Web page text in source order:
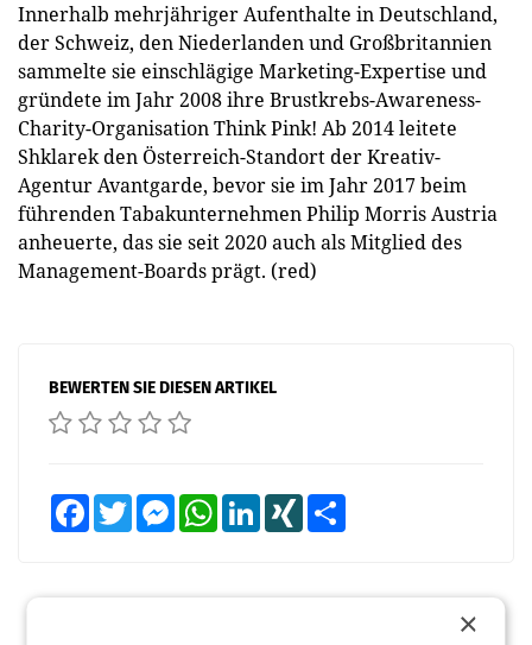
Innerhalb mehrjähriger Aufenthalte in Deutschland,
der Schweiz, den Niederlanden und Großbritannien
sammelte sie einschlägige Marketing-Expertise und
gründete im Jahr 2008 ihre Brustkrebs-Awareness-
Charity-Organisation Think Pink! Ab 2014 leitete
Shklarek den Österreich-Standort der Kreativ-
Agentur Avantgarde, bevor sie im Jahr 2017 beim
führenden Tabakunternehmen Philip Morris Austria
anheuerte, das sie seit 2020 auch als Mitglied des
Management-Boards prägt. (red)
BEWERTEN SIE DIESEN ARTIKEL
FacebookTwitter MessengerWhatsAppLinkedInXING
×